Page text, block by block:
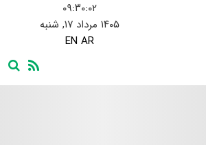
۰۹:۳۰:۰۲
۱۴۰۵ مرداد ۱۷, شنبه
EN AR